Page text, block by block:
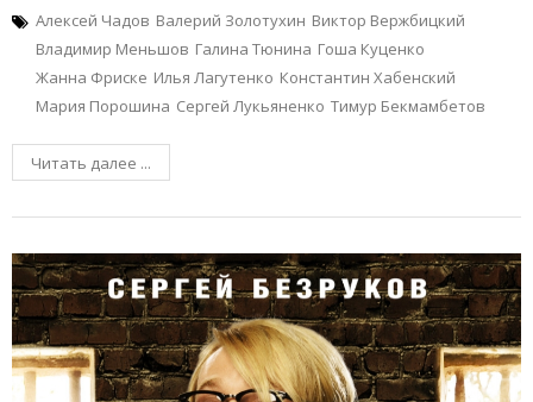
Алексей Чадов Валерий Золотухин Виктор Вержбицкий
Владимир Меньшов Галина Тюнина Гоша Куценко
Жанна Фриске Илья Лагутенко Константин Хабенский
Мария Порошина Сергей Лукьяненко Тимур Бекмамбетов
Читать далее ...